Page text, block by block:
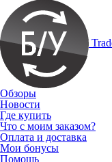
Обзоры
Новости
Где купить
Что с моим заказом?
Оплата и доставка
Мои бонусы
Помощь